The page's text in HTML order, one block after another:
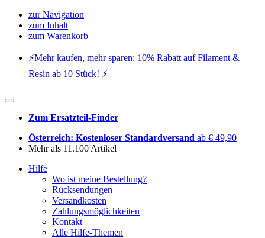
zur Navigation
zum Inhalt
zum Warenkorb
⚡️Mehr kaufen, mehr sparen: 10% Rabatt auf Filament &
Resin ab 10 Stück! ⚡️
Zum Ersatzteil-Finder
Österreich: Kostenloser Standardversand ab € 49,90
Mehr als 11.100 Artikel
Hilfe
Wo ist meine Bestellung?
Rücksendungen
Versandkosten
Zahlungsmöglichkeiten
Kontakt
Alle Hilfe-Themen